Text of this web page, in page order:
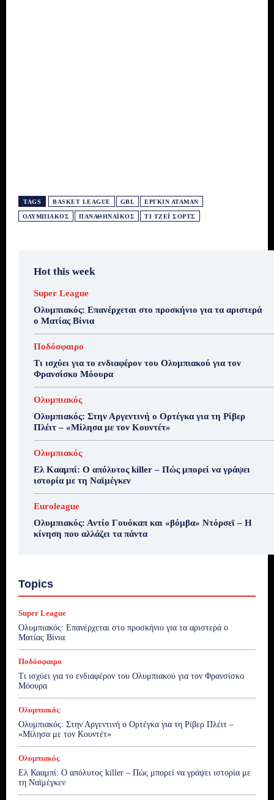
TAGS BASKET LEAGUE GBL ΕΡΓΚΊΝ ΑΤΑΜΆΝ
ΟΛΥΜΠΙΑΚΌΣ ΠΑΝΑΘΗΝΑΪΚΌΣ ΤΙ ΤΖΈΙ ΣΟΡΤΣ
Hot this week
Super League
Ολυμπιακός: Επανέρχεται στο προσκήνιο για τα αριστερά
ο Ματίας Βίνια
Ποδόσφαιρο
Τι ισχύει για το ενδιαφέρον του Ολυμπιακού για τον
Φρανσίσκο Μόουρα
Ολυμπιακός
Ολυμπιακός: Στην Αργεντινή ο Ορτέγκα για τη Ρίβερ
Πλέιτ – «Μίλησα με τον Κουντέτ»
Ολυμπιακός
Ελ Κααμπί: Ο απόλυτος killer – Πώς μπορεί να γράψει
ιστορία με τη Ναϊμέγκεν
Euroleague
Ολυμπιακός: Αντίο Γουόκαπ και «βόμβα» Ντόρσεϊ – Η
κίνηση που αλλάζει τα πάντα
Topics
Super League
Ολυμπιακός: Επανέρχεται στο προσκήνιο για τα αριστερά ο
Ματίας Βίνια
Ποδόσφαιρο
Τι ισχύει για το ενδιαφέρον του Ολυμπιακού για τον Φρανσίσκο
Μόουρα
Ολυμπιακός
Ολυμπιακός: Στην Αργεντινή ο Ορτέγκα για τη Ρίβερ Πλέιτ –
«Μίλησα με τον Κουντέτ»
Ολυμπιακός
Ελ Κααμπί: Ο απόλυτος killer – Πώς μπορεί να γράψει ιστορία με
τη Ναϊμέγκεν